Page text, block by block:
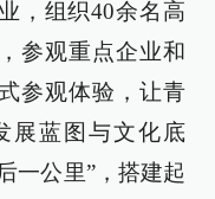
，组织40余名高
参观重点企业和
参观体验，让青
展蓝图与文化底
一公里”，搭建起